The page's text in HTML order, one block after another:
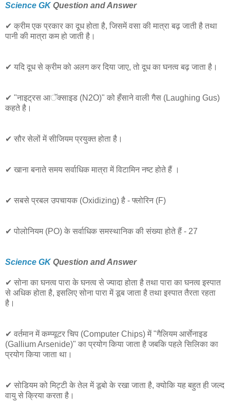
Science GKQuestion and Answer
✔ क्रीम एक प्रकार का दूध होता है, जिसमें वसा की मात्रा बढ़ जाती है तथा
पानी की मात्रा कम हो जाती है।
✔ यदि दूध से क्रीम को अलग कर दिया जाए, तो दूध का घनत्व बढ़ जाता है।
✔ "नाइट्रस आॅक्साइड (N2O)" को हँसाने वाली गैस (Laughing Gus)
कहते है।
✔ सौर सेलों में सीजियम प्रयुक्त होता है।
✔ खाना बनाते समय सर्वाधिक मात्रा में विटामिन नष्ट होते हैं ।
✔ सबसे प्रबल उपचायक (Oxidizing) है - फ्लोरिन (F)
✔ पोलोनियम (PO) के सर्वाधिक समस्थानिक की संख्या होते हैं - 27
Science GKQuestion and Answer
✔ सोना का घनत्व पारा के घनत्व से ज्यादा होता है तथा पारा का घनत्व इस्पात
से अधिक होता है, इसलिए सोना पारा में डूब जाता है तथा इस्पात तैरता रहता
है।
✔ वर्तमान में कम्प्यूटर चिप (Computer Chips) में "गैलियम आर्सेनाइड
(Gallium Arsenide)" का प्रयोग किया जाता है जबकि पहले सिलिका का
प्रयोग किया जाता था।
✔ सोडियम को मिट्टी के तेल में डूबो के रखा जाता है, क्योकि यह बहुत ही जल्द
वायु से क्रिया करता है।